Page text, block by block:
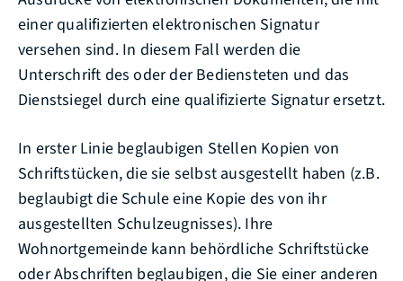
einer qualifizierten elektronischen Signatur
versehen sind. In diesem Fall werden die
Unterschrift des oder der Bediensteten und das
Dienstsiegel durch eine qualifizierte Signatur ersetzt.
In erster Linie beglaubigen Stellen Kopien von
Schriftstücken, die sie selbst ausgestellt haben (z.B.
beglaubigt die Schule eine Kopie des von ihr
ausgestellten Schulzeugnisses). Ihre
Wohnortgemeinde kann behördliche Schriftstücke
oder Abschriften beglaubigen, die Sie einer anderen